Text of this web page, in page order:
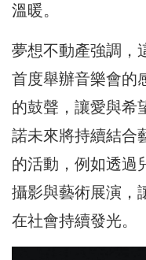
溫暖。
夢想不動產強調，
首度舉辦音樂會的
的鼓聲，讓愛與希
諾未來將持續結合
的活動，例如透過
攝影與藝術展演，
在社會持續發光。